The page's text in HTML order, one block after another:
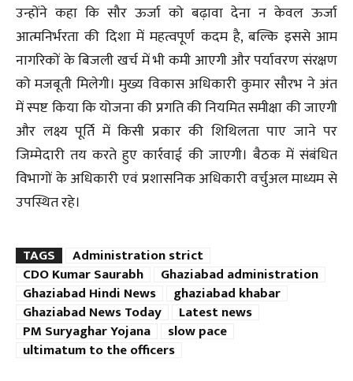
उन्होंने कहा कि सौर ऊर्जा को बढ़ावा देना न केवल ऊर्जा
आत्मनिर्भरता की दिशा में महत्वपूर्ण कदम है, बल्कि इससे आम
नागरिकों के बिजली खर्च में भी कमी आएगी और पर्यावरण संरक्षण
को मजबूती मिलेगी। मुख्य विकास अधिकारी कुमार सौरभ ने अंत
में स्पष्ट किया कि योजना की प्रगति की नियमित समीक्षा की जाएगी
और लक्ष्य पूर्ति में किसी प्रकार की शिथिलता पाए जाने पर
जिम्मेदारी तय करते हुए कार्रवाई की जाएगी। बैठक में संबंधित
विभागों के अधिकारी एवं प्रशासनिक अधिकारी वर्चुअल माध्यम से
उपस्थित रहे।
TAGS
Administration strict
CDO Kumar Saurabh
Ghaziabad administration
Ghaziabad Hindi News
ghaziabad khabar
Ghaziabad News Today
Latest news
PM Suryaghar Yojana
slow pace
ultimatum to the officers